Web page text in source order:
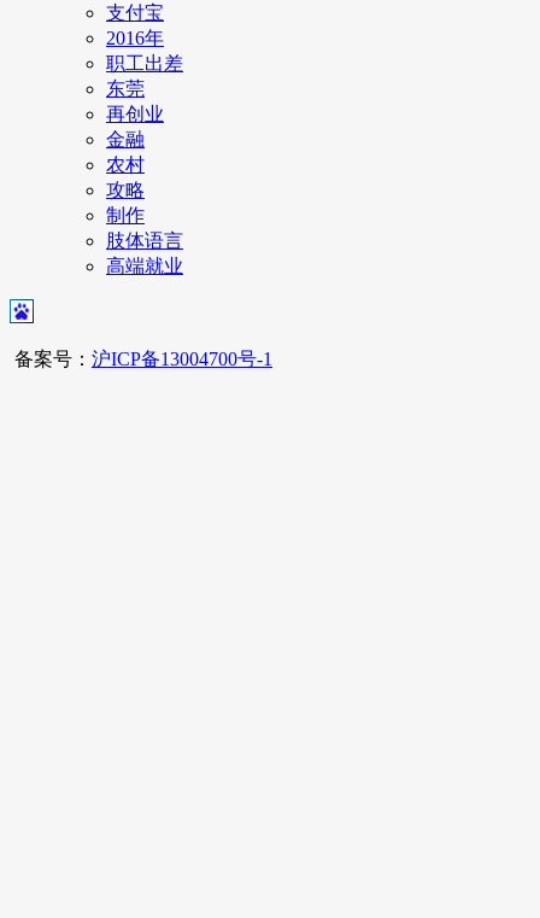
支付宝
2016年
职工出差
东莞
再创业
金融
农村
攻略
制作
肢体语言
高端就业
备案号： 沪ICP备13004700号-1